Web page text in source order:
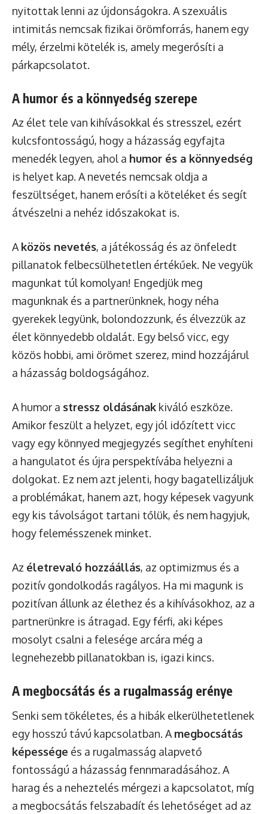
nyitottak lenni az újdonságokra. A szexuális
intimitás nemcsak fizikai örömforrás, hanem egy
mély, érzelmi kötelék is, amely megerősíti a
párkapcsolatot.
A humor és a könnyedség szerepe
Az élet tele van kihívásokkal és stresszel, ezért
kulcsfontosságú, hogy a házasság egyfajta
menedék legyen, ahol a humor és a könnyedség
is helyet kap. A nevetés nemcsak oldja a
feszültséget, hanem erősíti a köteléket és segít
átvészelni a nehéz időszakokat is.
A közös nevetés, a játékosság és az önfeledt
pillanatok felbecsülhetetlen értékűek. Ne vegyük
magunkat túl komolyan! Engedjük meg
magunknak és a partnerünknek, hogy néha
gyerekek legyünk, bolondozzunk, és élvezzük az
élet könnyedebb oldalát. Egy belső vicc, egy
közös hobbi, ami örömet szerez, mind hozzájárul
a házasság boldogságához.
A humor a stressz oldásának kiváló eszköze.
Amikor feszült a helyzet, egy jól időzített vicc
vagy egy könnyed megjegyzés segíthet enyhíteni
a hangulatot és újra perspektívába helyezni a
dolgokat. Ez nem azt jelenti, hogy bagatellizáljuk
a problémákat, hanem azt, hogy képesek vagyunk
egy kis távolságot tartani tőlük, és nem hagyjuk,
hogy felemésszenek minket.
Az életrevaló hozzáállás, az optimizmus és a
pozitív gondolkodás ragályos. Ha mi magunk is
pozitívan állunk az élethez és a kihívásokhoz, az a
partnerünkre is átragad. Egy férfi, aki képes
mosolyt csalni a felesége arcára még a
legnehezebb pillanatokban is, igazi kincs.
A megbocsátás és a rugalmasság erénye
Senki sem tökéletes, és a hibák elkerülhetetlenek
egy hosszú távú kapcsolatban. A megbocsátás
képessége és a rugalmasság alapvető
fontosságú a házasság fennmaradásához. A
harag és a neheztelés mérgezi a kapcsolatot, míg
a megbocsátás felszabadít és lehetőséget ad az